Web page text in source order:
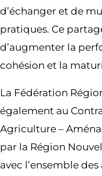
d’échanger et de
pratiques. Ce
d’augmenter la
cohésion et la
La Fédération
également au
Agriculture –
par la Région
avec l’ensemble